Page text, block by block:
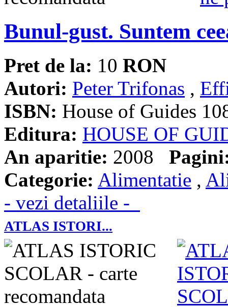
Bunul-gust. Suntem
Pret de la: 10 RON
Autori: Peter Trifonas ,
ISBN: House of Guides
Editura: HOUSE OF
An aparitie: 2008
Categorie: Alimentatie ,
- vezi detaliile -
ATLAS ISTORI...